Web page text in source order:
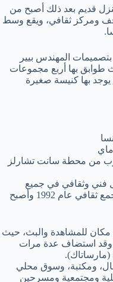
قديم بعد ذلك أصبح من
ومركز ثقافي، ويقع وسط
المهندس بيير
1749، ويضم ثلاث طوابق بها أربع مجموعات
بها كنيسة صغيرة
من محطة سانت تشارلز
بيل دي ماي أكثر من 60 عمل فني وثقافي في جميع
التخصصات، ذلك بعد أن تم تحويله إلى مجمع ثقافي عام 1992 وأصبح
للمشاهدة والبث، حيث
وقد استضاف عدة مرات
(مارساتاك).
ومكتبة، وسوق محلي
ومجتمعية ومسرحين